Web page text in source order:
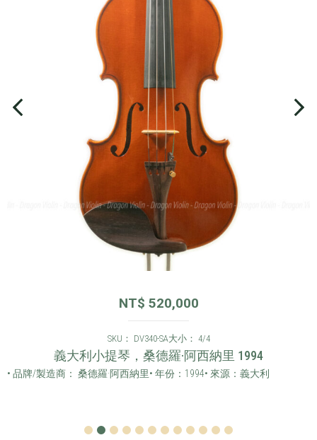
NT$ 520,000
SKU： DV340-SA大小： 4/4
義大利小提琴，桑德羅·阿西納里 1994
• 品牌/製造商： 桑德羅·阿西納里• 年份：1994• 來源：義大利
4 5 6 7 8 9 101112